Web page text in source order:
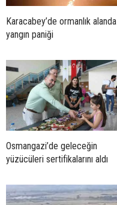
Karacabey’de ormanlık alanda
yangın paniği
Osmangazi’de geleceğin
yüzücüleri sertifikalarını aldı